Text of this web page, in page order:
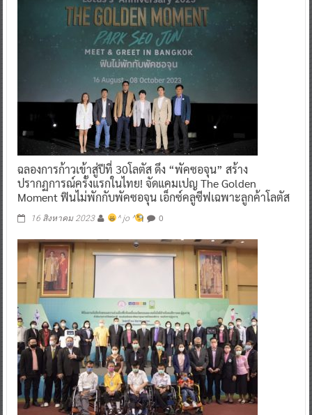
ฉลองการก้าวเข้าสู่ปีที่ 30โลตัส ดึง “พัคซอจุน” สร้าง
ปรากฏการณ์ครั้งแรกในไทย! จัดแคมเปญ The Golden
Moment ฟินไม่พักกับพัคซอจุน เอ็กซ์คลูซีฟเฉพาะลูกค้าโลตัส
16 สิงหาคม 2023 ^ jo ^ 0